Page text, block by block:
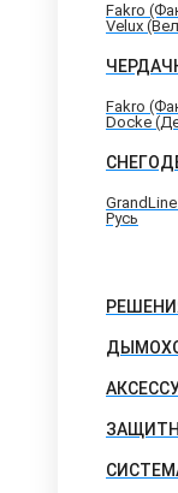
Fakro
Velux
Fakro
Docke
Русь